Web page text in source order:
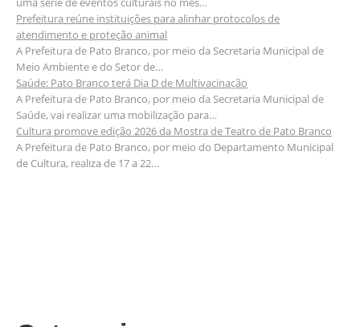
Prefeitura reúne instituições para alinhar protocolos de
atendimento e proteção animal
A Prefeitura de Pato Branco, por meio da Secretaria Municipal de
Meio Ambiente e do Setor de…
Saúde: Pato Branco terá Dia D de Multivacinação
A Prefeitura de Pato Branco, por meio da Secretaria Municipal de
Saúde, vai realizar uma mobilização para…
Cultura promove edição 2026 da Mostra de Teatro de Pato Branco
A Prefeitura de Pato Branco, por meio do Departamento Municipal
de Cultura, realiza de 17 a 22…